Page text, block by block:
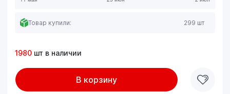
Товар купили: 299 шт
1980 шт в наличии
В корзину